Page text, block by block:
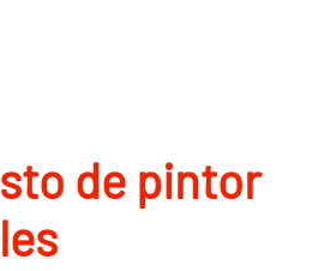
de pintor